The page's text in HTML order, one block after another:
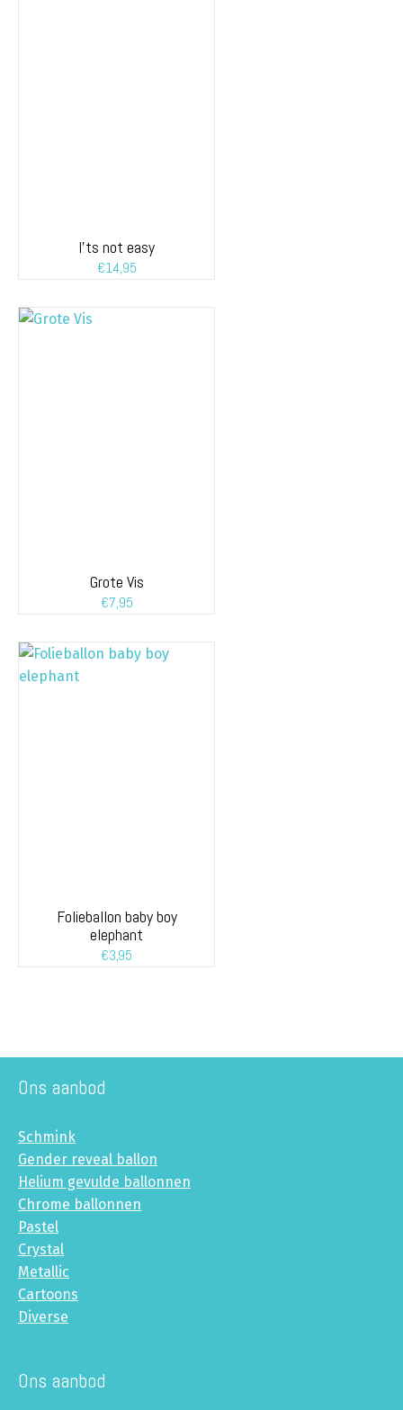
I’ts not easy
€14,95
Grote Vis
€7,95
Folieballon baby boy
elephant
€3,95
Ons aanbod
Schmink
Gender reveal ballon
Helium gevulde ballonnen
Chrome ballonnen
Pastel
Crystal
Metallic
Cartoons
Diverse
Ons aanbod